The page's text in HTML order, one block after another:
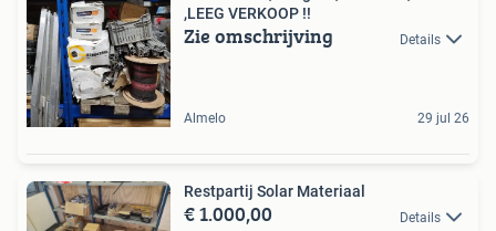
,LEEG VERKOOP !!
Zie omschrijving Details
Almelo 29 jul 26
Restpartij Solar Materiaal
€ 1.000,00 Details